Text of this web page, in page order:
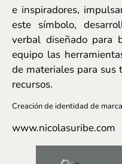
e inspiradores,
este símbolo,
verbal diseñado para
equipo las
de materiales para sus
recursos.
Creación de identidad de
www.nicolasuribe.com